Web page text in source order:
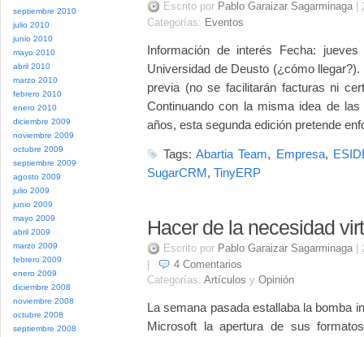
septiembre 2010
julio 2010
junio 2010
mayo 2010
abril 2010
marzo 2010
febrero 2010
enero 2010
diciembre 2009
noviembre 2009
octubre 2009
septiembre 2009
agosto 2009
julio 2009
junio 2009
mayo 2009
abril 2009
marzo 2009
febrero 2009
enero 2009
diciembre 2008
noviembre 2008
octubre 2008
septiembre 2008
Escrito por Pablo Garaizar Sagarminaga
Categorías: Eventos
Información de interés Fecha:
Universidad de Deusto (¿cómo
previa (no se facilitarán facturas ni
Continuando con la misma idea de
años, esta segunda edición pretende
Tags:Abartia Team, Empresa,
SugarCRM, TinyERP
Hacer de la necesidad
Escrito por Pablo Garaizar Sagarminaga
4 Comentarios
Categorías: Artículos y Opinión
La semana pasada estallaba la bomba
Microsoft la apertura de sus